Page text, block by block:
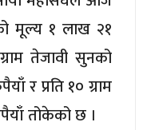
मूल्य १ लाख २१
तेजावी सुनको
र प्रति १० ग्राम
तोकेको छ ।